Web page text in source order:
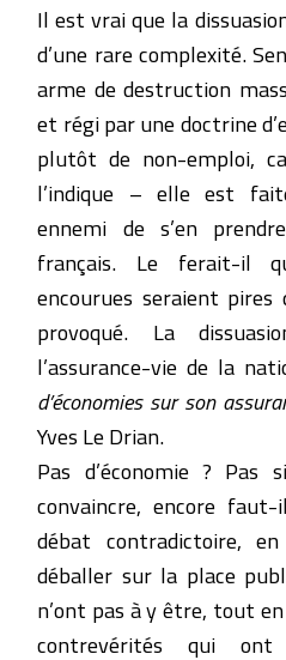
Il est vrai que la
d’une rare complexité.
arme de destruction
et régi par une doctrine
plutôt de non-emploi,
l’indique – elle est
ennemi de s’en
français. Le ferait-il
encourues seraient
provoqué. La
l’assurance-vie de la
d’économies sur son
Yves Le Drian.
Pas d’économie ? Pas
convaincre, encore
débat contradictoire,
déballer sur la place
n’ont pas à y être, tout
contrevérités qui